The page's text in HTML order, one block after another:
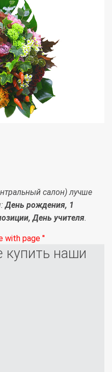
салон) лучше
День рождения, 1
День учителя.
with page ''
наши